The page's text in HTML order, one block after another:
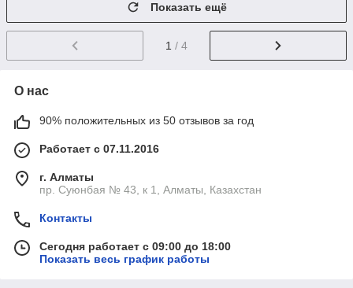
Показать ещё
1 / 4
О нас
90% положительных из 50 отзывов за год
Работает с 07.11.2016
г. Алматы
пр. Суюнбая № 43, к 1, Алматы, Казахстан
Контакты
Сегодня работает с 09:00 до 18:00
Показать весь график работы